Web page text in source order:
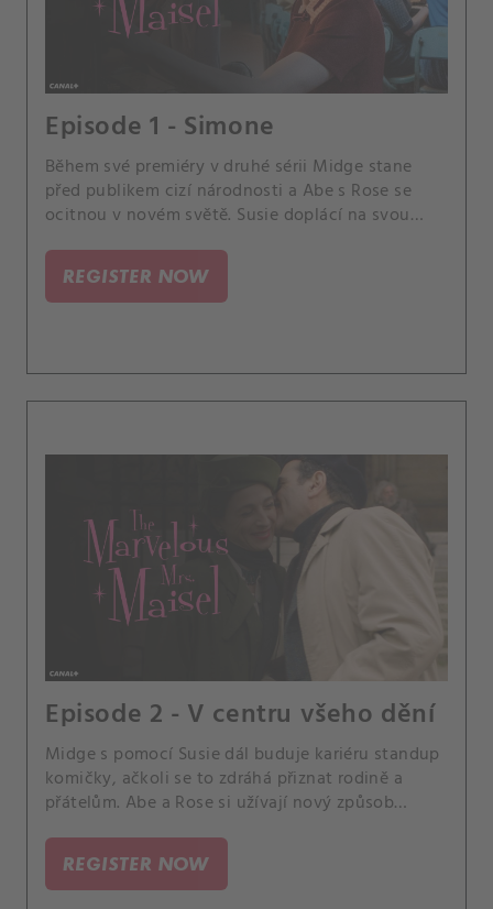
Episode 1 - Simone
Během své premiéry v druhé sérii Midge stane
před publikem cizí národnosti a Abe s Rose se
ocitnou v novém světě. Susie doplácí na svou
poté, co opustil svou práci.
REGISTER NOW
Episode 2 - V centru všeho dění
Midge s pomocí Susie dál buduje kariéru standup
komičky, ačkoli se to zdráhá přiznat rodině a
přátelům. Abe a Rose si užívají nový způsob
REGISTER NOW